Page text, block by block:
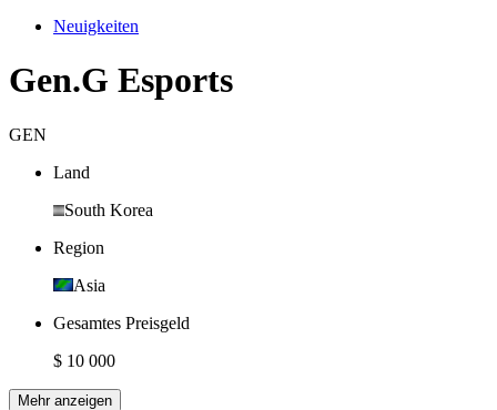
Neuigkeiten
Gen.G Esports
GEN
Land
South Korea
Region
Asia
Gesamtes Preisgeld
$ 10 000
Mehr anzeigen